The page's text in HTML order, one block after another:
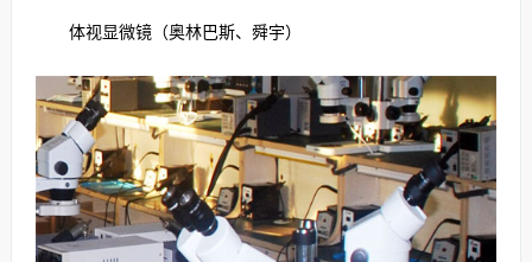
体视显微镜（奥林巴斯、舜宇）